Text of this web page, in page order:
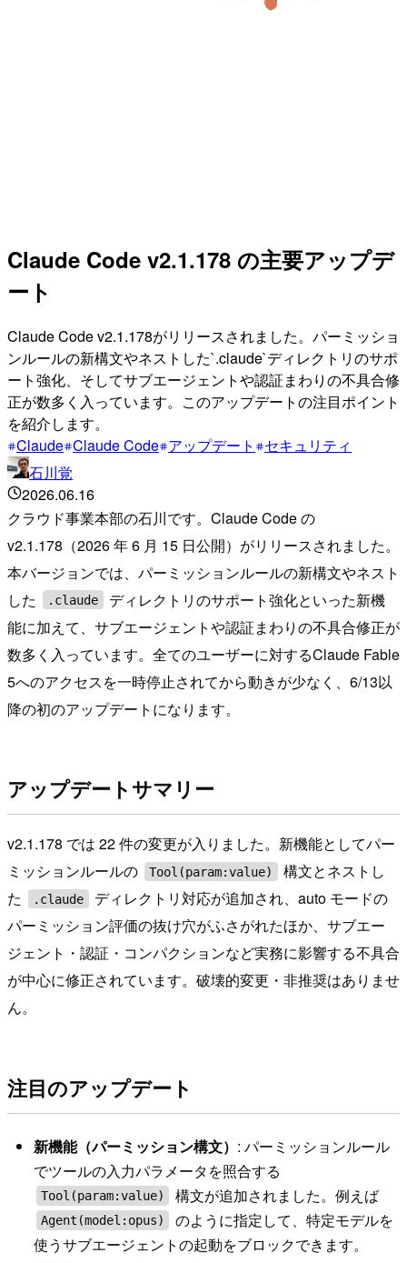
Claude Code v2.1.178 の主要アップデ
ート
Claude Code v2.1.178がリリースされました。パーミッショ
ンルールの新構文やネストした`.claude`ディレクトリのサポ
ート強化、そしてサブエージェントや認証まわりの不具合修
正が数多く入っています。このアップデートの注目ポイント
を紹介します。
Claude Claude Code アップデート
セキュリティ
石川覚
2026.06.16
クラウド事業本部の石川です。Claude Code の
v2.1.178（2026 年 6 月 15 日公開）がリリースされました。
本バージョンでは、パーミッションルールの新構文やネスト
した
.claude
ディレクトリのサポート強化といった新機
能に加えて、サブエージェントや認証まわりの不具合修正が
数多く入っています。全てのユーザーに対するClaude Fable
5へのアクセスを一時停止されてから動きが少なく、6/13以
降の初のアップデートになります。
アップデートサマリー
v2.1.178 では 22 件の変更が入りました。新機能としてパー
ミッションルールの
Tool(param:value)
構文とネストし
た
.claude
ディレクトリ対応が追加され、auto モードの
パーミッション評価の抜け穴がふさがれたほか、サブエー
ジェント・認証・コンパクションなど実務に影響する不具合
が中心に修正されています。破壊的変更・非推奨はありませ
ん。
注目のアップデート
新機能（パーミッション構文） : パーミッションルール
でツールの入力パラメータを照合する
Tool(param:value) 構文が追加されました。例えば
Agent(model:opus)
のように指定して、特定モデルを
使うサブエージェントの起動をブロックできます。